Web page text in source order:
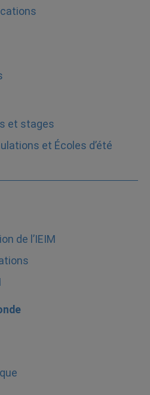
et stages
et Écoles d’été
de l’IEIM